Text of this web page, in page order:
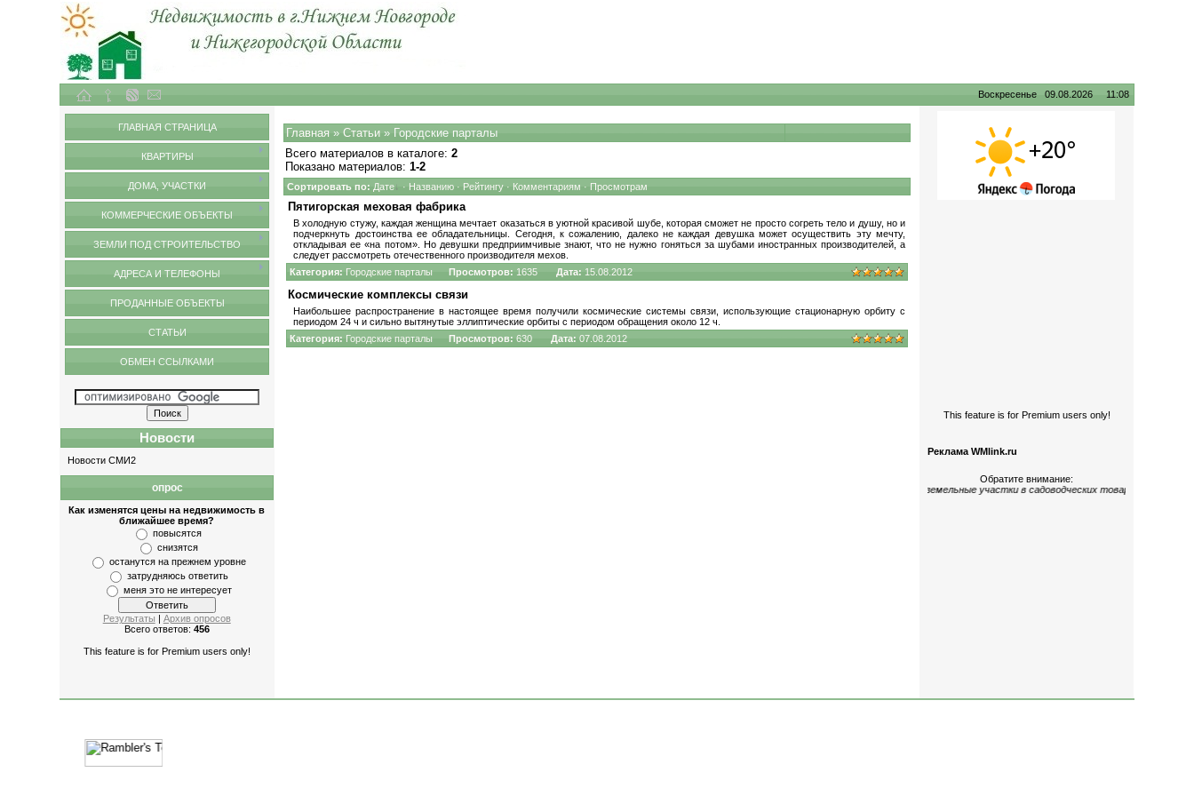
Воскресенье 09.08.2026 11:08
ГЛАВНАЯ СТРАНИЦА
КВАРТИРЫ
ДОМА, УЧАСТКИ
КОММЕРЧЕСКИЕ ОБЪЕКТЫ
ЗЕМЛИ ПОД СТРОИТЕЛЬСТВО
АДРЕСА И ТЕЛЕФОНЫ
ПРОДАННЫЕ ОБЪЕКТЫ
СТАТЬИ
ОБМЕН ССЫЛКАМИ
Новости
Новости СМИ2
опрос
Как изменятся цены на недвижимость в
ближайшее время?
повысятся
снизятся
останутся на прежнем уровне
затрудняюсь ответить
меня это не интересует
Результаты | Архив опросов
Всего ответов: 456
This feature is for Premium users only!
Главная »Статьи » Городские парталы
Всего материалов в каталоге:2
Показано материалов:1-2
Сортировать по: Дате · Названию · Рейтингу · Комментариям · Просмотрам
Пятигорская меховая фабрика
В холодную стужу, каждая женщина мечтает оказаться в уютной красивой шубе, которая сможет не просто согреть тело и душу, но и
подчеркнуть достоинства ее обладательницы. Сегодня, к сожалению, далеко не каждая девушка может осуществить эту мечту,
откладывая ее «на потом». Но девушки предприимчивые знают, что не нужно гоняться за шубами иностранных производителей, а
следует рассмотреть отечественного производителя мехов.
Категория: Городские парталы Просмотров: 1635Дата: 15.08.2012
Космические комплексы связи
Наибольшее распространение в настоящее время получили космические системы связи, использующие стационарную орбиту с
периодом 24 ч и сильно вытянутые эллиптические орбиты с периодом обращения около 12 ч.
Категория: Городские парталы Просмотров: 630Дата: 07.08.2012
This feature is for Premium users only!
Реклама WMlink.ru
Обратите внимание:
дома и земельные участкив садоводческих товариществах